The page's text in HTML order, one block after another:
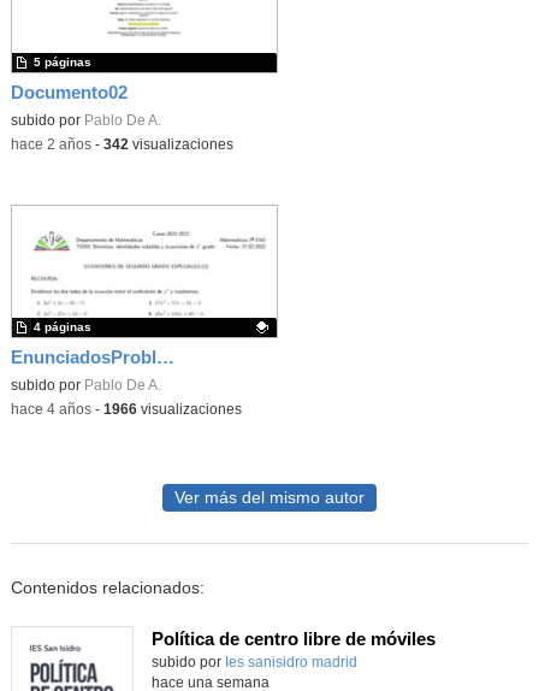
Documento02
subido por Pablo De A.
5 páginas
-hace 2 años- 342 visualizaciones
EnunciadosProblemaEcuaciones2ESO
Contenido educativo.
subido por Pablo De A.
4 páginas
-hace 4 años- 1966visualizaciones
Ver más del mismo autor
Contenidos relacionados:
Política de centro libre de móviles
subido por Ies sanisidro madrid
hace una semana